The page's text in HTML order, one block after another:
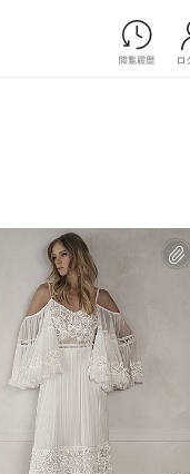
スナップ写真
フォトウエディング/前撮りショ
ップ一覧
スナップ写真ショップ一覧
Movie
記録映像